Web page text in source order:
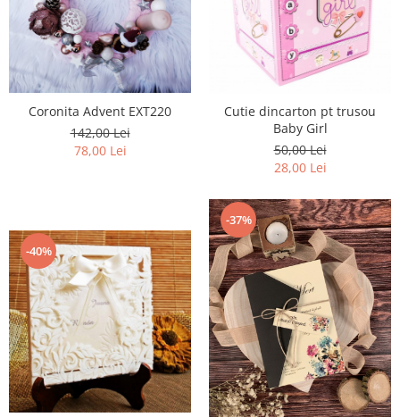
Coronita Advent EXT220
142,00 Lei
78,00 Lei
Cutie dincarton pt trusou
Baby Girl
50,00 Lei
28,00 Lei
-40%
-37%